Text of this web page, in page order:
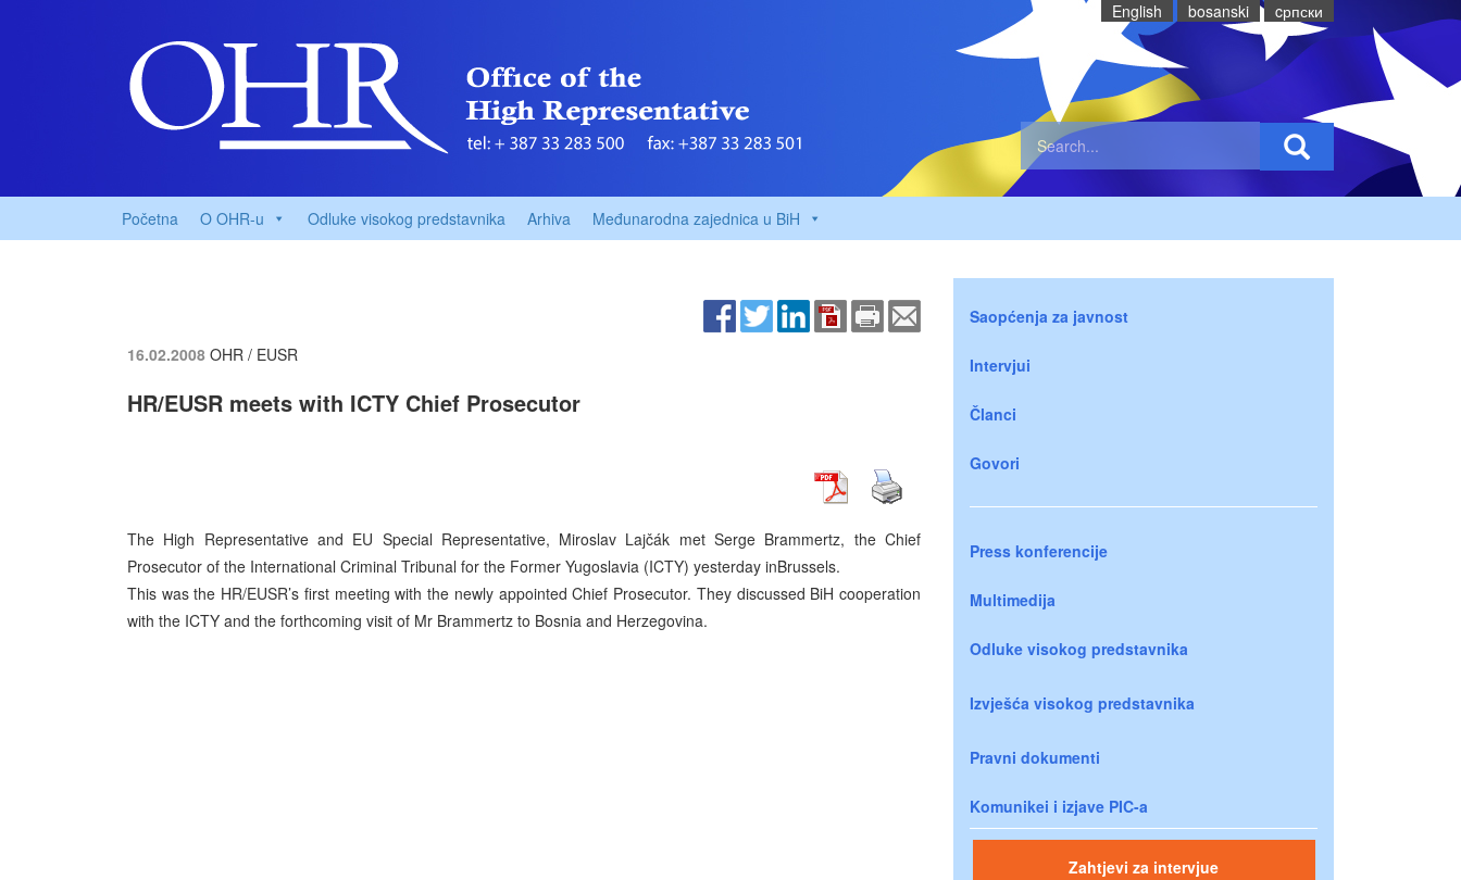
English bosanski cрпски
Početna O OHR-u Odluke visokog predstavnika Arhiva Međunarodna zajednica u BiH
16.02.2008 OHR / EUSR
HR/EUSR meets with ICTY Chief Prosecutor
The High Representative and EU Special Representative, Miroslav Lajčák met Serge Brammertz, the Chief
Prosecutor of the International Criminal Tribunal for the Former Yugoslavia (ICTY) yesterday inBrussels.
This was the HR/EUSR’s first meeting with the newly appointed Chief Prosecutor. They discussed BiH cooperation
with the ICTY and the forthcoming visit of Mr Brammertz to Bosnia and Herzegovina.
Saopćenja za javnost
Intervjui
Članci
Govori
Press konferencije
Multimedija
Odluke visokog predstavnika
Izvješća visokog predstavnika
Pravni dokumenti
Komunikei i izjave PIC-a
Zahtjevi za intervjue